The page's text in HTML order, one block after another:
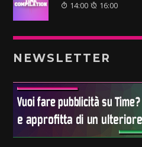
14:00 16:00
NEWSLETTER